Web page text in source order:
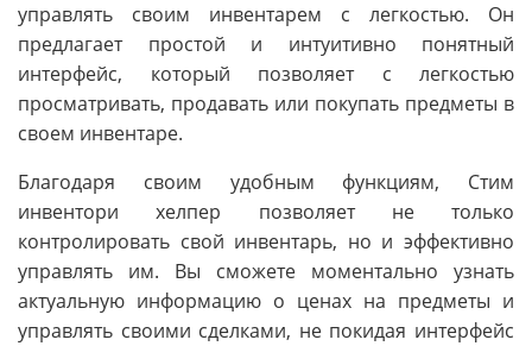
управлять своим инвентарем с легкостью. Он
предлагает простой и интуитивно понятный
интерфейс, который позволяет с легкостью
просматривать, продавать или покупать предметы в
своем инвентаре.
Благодаря своим удобным функциям, Стим
инвентори хелпер позволяет не только
контролировать свой инвентарь, но и эффективно
управлять им. Вы сможете моментально узнать
актуальную информацию о ценах на предметы и
управлять своими сделками, не покидая интерфейс